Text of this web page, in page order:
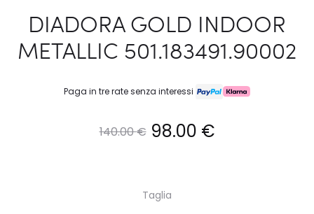
DIADORA GOLD INDOOR
METALLIC 501.183491.90002
Paga in tre rate senza interessi
140.00€ Il
originale
98.00 €Il
Taglia